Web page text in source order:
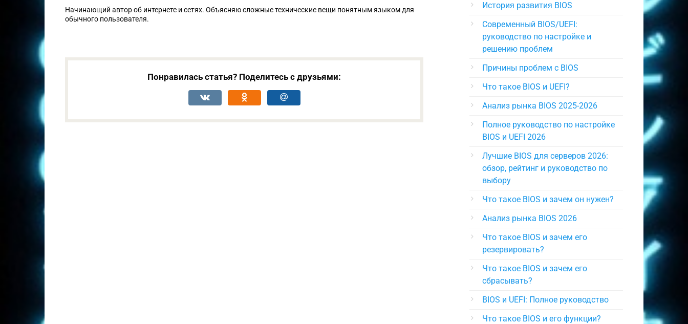
Начинающий автор об интернете и сетях. Объясняю сложные технические вещи понятным языком для
обычного пользователя.
Понравилась статья? Поделитесь с друзьями:
История развития BIOS
Современный BIOS/UEFI:
руководство по настройке и
решению проблем
Причины проблем с BIOS
Что такое BIOS и UEFI?
Анализ рынка BIOS 2025-2026
Полное руководство по настройке
BIOS и UEFI 2026
Лучшие BIOS для серверов 2026:
обзор, рейтинг и руководство по
выбору
Что такое BIOS и зачем он нужен?
Анализ рынка BIOS 2026
Что такое BIOS и зачем его
резервировать?
Что такое BIOS и зачем его
сбрасывать?
BIOS и UEFI: Полное руководство
Что такое BIOS и его функции?